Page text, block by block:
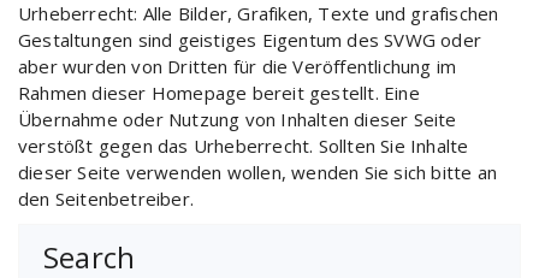
Urheberrecht: Alle Bilder, Grafiken, Texte und grafischen
Gestaltungen sind geistiges Eigentum des SVWG oder
aber wurden von Dritten für die Veröffentlichung im
Rahmen dieser Homepage bereit gestellt. Eine
Übernahme oder Nutzung von Inhalten dieser Seite
verstößt gegen das Urheberrecht. Sollten Sie Inhalte
dieser Seite verwenden wollen, wenden Sie sich bitte an
den Seitenbetreiber.
Search